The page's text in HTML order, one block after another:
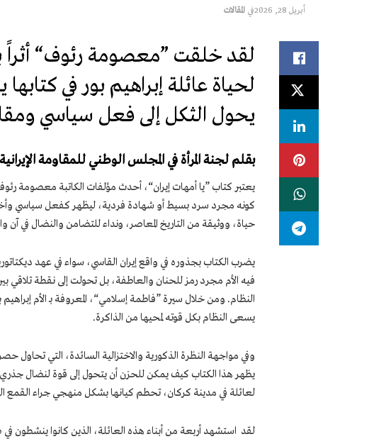
أبريل 28, 2026 في المقالات
لقد خلقت ”معصومة رئوف“ أثراً
لحياة عائلة إبراهيم بور في
يحول الثكل إلى فعل سياسي
بقلم لجنة المرأة في المجلس الوطني للمقاومة الإيرانية
يعتبر كتاب ”يا أمهات إيران“، أحدث مؤلفات الكاتبة معصومة
كونه مجرد سرد بسيط أو شهادة فردية، ليظهر كفعل سياسي
حياة، ووثيقة من التاريخ المعاصر، ونداء للتضامن والنضال في آن
يضرب الكتاب بجذوره في واقع إيران القاسي، سواء في عهد
فيه الأم مجرد رمز للحنان والعاطفة، بل تحولت إلى نقطة تلاقي
النظام. ومن خلال سيرة ”فاطمة إسلامي“، المعروفة بـ الأم
يسعى النظام بكل قوته لمحيها من الذاكرة.
وفي مواجهة النظرة الذكورية والاختزالية السائدة، التي تحاول
يظهر هذا الكتاب كيف يمكن للحزن أن يتحول إلى قوة لنضال
لعائلة في مدينة كركان، تحطم كيانها بشكل منهجي جراء القمع
لقد استشهد أربعة من أبناء هذه العائلة، الذين كانوا